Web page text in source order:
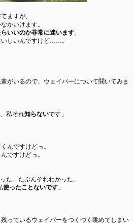
ますが、
いけます。
いいのか非常に迷います。
しいんですけど……。
がいるので、ウェイパーについて聞いてみま
、私それ知らないです」
んですけどっ。
ですけどっ。
た。たぶんそれわかった。
使ったことないです 」
っているウェイパーをつくづく眺めてしまい